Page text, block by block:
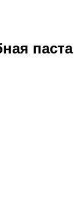
паста